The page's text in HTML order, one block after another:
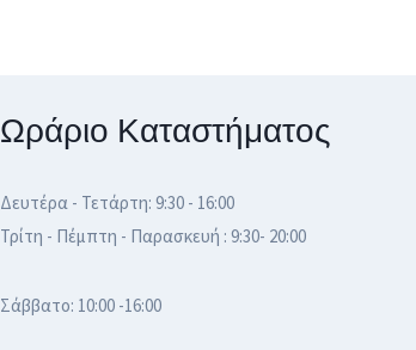
Ωράριο Καταστήματος
Δευτέρα - Τετάρτη: 9:30 - 16:00
Τρίτη - Πέμπτη - Παρασκευή : 9:30- 20:00
Σάββατο: 10:00 -16:00